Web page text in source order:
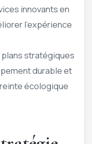
innovants en
l’expérience
stratégiques
durable et
écologique